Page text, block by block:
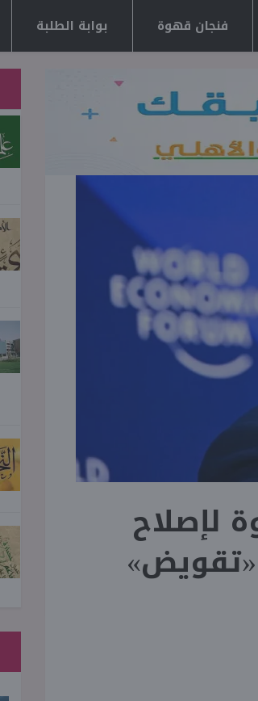
فنجان قهوة بوابة الطلبة
«تقويض»